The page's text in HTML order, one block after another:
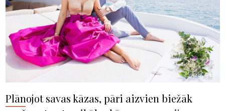
Plānojot savas kāzas, pāri aizvien biežāk